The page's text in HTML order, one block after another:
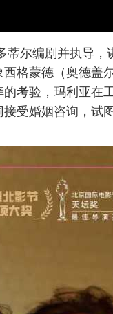
尔编剧并执导，
格蒙德（奥德盖
考验，玛利亚在
受婚姻咨询，试